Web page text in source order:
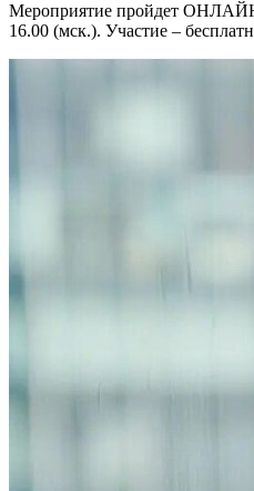
Мероприятие пройдет ОНЛАЙН
16.00 (мск.). Участие –